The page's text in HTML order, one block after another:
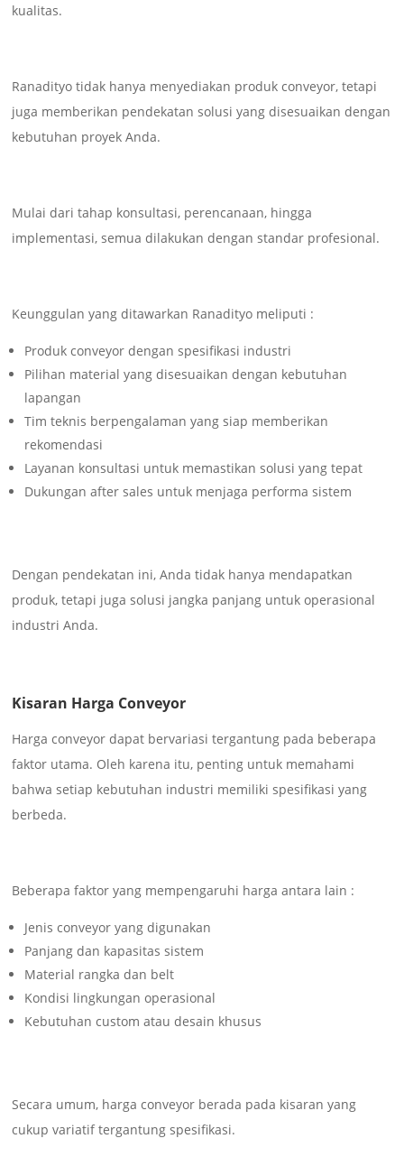
kualitas.
Ranadityo tidak hanya menyediakan produk conveyor, tetapi
juga memberikan pendekatan solusi yang disesuaikan dengan
kebutuhan proyek Anda.
Mulai dari tahap konsultasi, perencanaan, hingga
implementasi, semua dilakukan dengan standar profesional.
Keunggulan yang ditawarkan Ranadityo meliputi :
Produk conveyor dengan spesifikasi industri
Pilihan material yang disesuaikan dengan kebutuhan
lapangan
Tim teknis berpengalaman yang siap memberikan
rekomendasi
Layanan konsultasi untuk memastikan solusi yang tepat
Dukungan after sales untuk menjaga performa sistem
Dengan pendekatan ini, Anda tidak hanya mendapatkan
produk, tetapi juga solusi jangka panjang untuk operasional
industri Anda.
Kisaran Harga Conveyor
Harga conveyor dapat bervariasi tergantung pada beberapa
faktor utama. Oleh karena itu, penting untuk memahami
bahwa setiap kebutuhan industri memiliki spesifikasi yang
berbeda.
Beberapa faktor yang mempengaruhi harga antara lain :
Jenis conveyor yang digunakan
Panjang dan kapasitas sistem
Material rangka dan belt
Kondisi lingkungan operasional
Kebutuhan custom atau desain khusus
Secara umum, harga conveyor berada pada kisaran yang
cukup variatif tergantung spesifikasi.